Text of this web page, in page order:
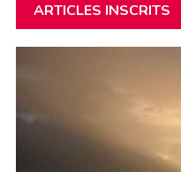
ARTICLES INSCRITS